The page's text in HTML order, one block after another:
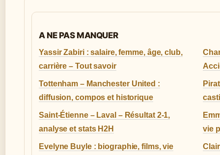
A NE PAS MANQUER
Yassir Zabiri : salaire, femme, âge, club,
carrière – Tout savoir
Tottenham – Manchester United :
diffusion, compos et historique
Saint-Étienne – Laval – Résultat 2-1,
analyse et stats H2H
vie
Evelyne Buyle : biographie, films, vie